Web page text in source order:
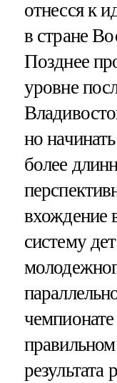
отнесся к
в стране
Позднее
уровне
но
более
вхождение
систему
результата